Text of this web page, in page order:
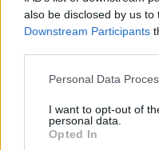
also be disclosed by us to
Downstream Participants
Please note that this
not limited to your visit or
grant or deny consent to
use your data for below
Personal Data
I want to opt-out of
personal data.
Opted In
April 19, 2024
Fidesz-Kandidat für das